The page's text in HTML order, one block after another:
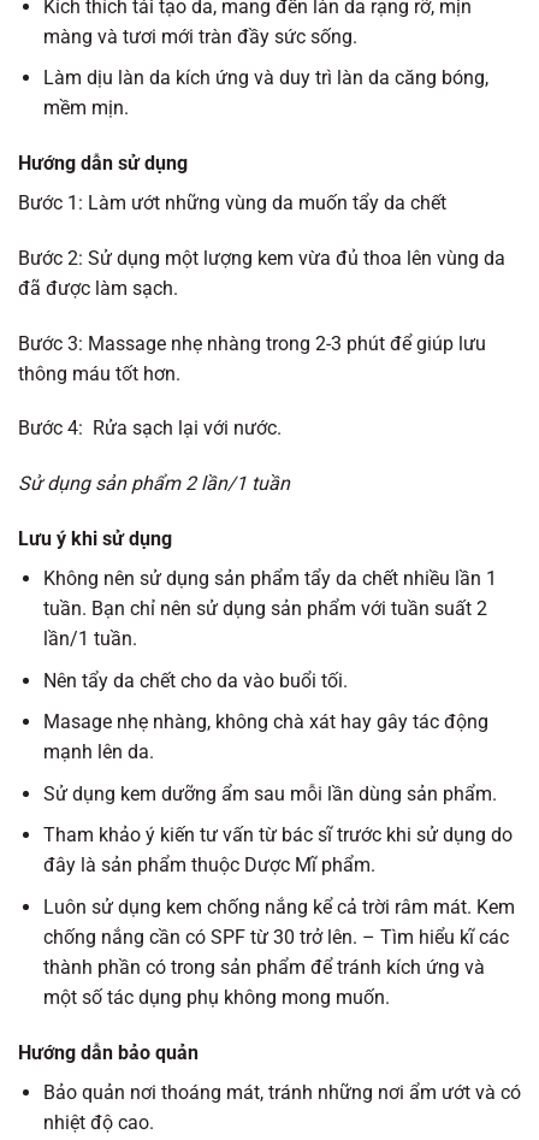
Kích thích tái tạo da, mang đến làn da rạng rỡ, mịn
màng và tươi mới tràn đầy sức sống.
Làm dịu làn da kích ứng và duy trì làn da căng bóng,
mềm mịn.
Hướng dẫn sử dụng
Bước 1: Làm ướt những vùng da muốn tẩy da chết
Bước 2: Sử dụng một lượng kem vừa đủ thoa lên vùng da
đã được làm sạch.
Bước 3: Massage nhẹ nhàng trong 2-3 phút để giúp lưu
thông máu tốt hơn.
Bước 4: Rửa sạch lại với nước.
Sử dụng sản phẩm 2 lần/1 tuần
Lưu ý khi sử dụng
Không nên sử dụng sản phẩm tẩy da chết nhiều lần 1
tuần. Bạn chỉ nên sử dụng sản phẩm với tuần suất 2
lần/1 tuần.
Nên tẩy da chết cho da vào buổi tối.
Masage nhẹ nhàng, không chà xát hay gây tác động
mạnh lên da.
Sử dụng kem dưỡng ẩm sau mỗi lần dùng sản phẩm.
Tham khảo ý kiến tư vấn từ bác sĩ trước khi sử dụng do
đây là sản phẩm thuộc Dược Mĩ phẩm.
Luôn sử dụng kem chống nắng kể cả trời râm mát. Kem
chống nắng cần có SPF từ 30 trở lên. – Tìm hiểu kĩ các
thành phần có trong sản phẩm để tránh kích ứng và
một số tác dụng phụ không mong muốn.
Hướng dẫn bảo quản
Bảo quản nơi thoáng mát, tránh những nơi ẩm ướt và có
nhiệt độ cao.